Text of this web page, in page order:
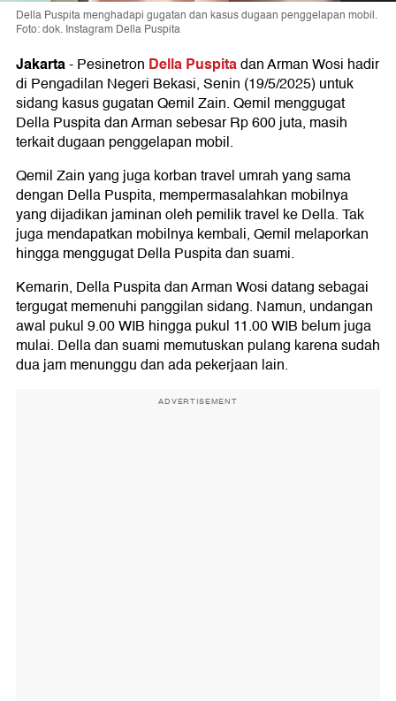
Della Puspita menghadapi gugatan dan kasus dugaan penggelapan mobil.
Foto: dok. Instagram Della Puspita
Jakarta-Pesinetron Della Puspitadan Arman Wosi hadir
di Pengadilan Negeri Bekasi, Senin (19/5/2025) untuk
sidang kasus gugatan Qemil Zain. Qemil menggugat
Della Puspita dan Arman sebesar Rp 600 juta, masih
terkait dugaan penggelapan mobil.
Qemil Zain yang juga korban travel umrah yang sama
dengan Della Puspita, mempermasalahkan mobilnya
yang dijadikan jaminan oleh pemilik travel ke Della. Tak
juga mendapatkan mobilnya kembali, Qemil melaporkan
hingga menggugat Della Puspita dan suami.
Kemarin, Della Puspita dan Arman Wosi datang sebagai
tergugat memenuhi panggilan sidang. Namun, undangan
awal pukul 9.00 WIB hingga pukul 11.00 WIB belum juga
mulai. Della dan suami memutuskan pulang karena sudah
dua jam menunggu dan ada pekerjaan lain.
ADVERTISEMENT